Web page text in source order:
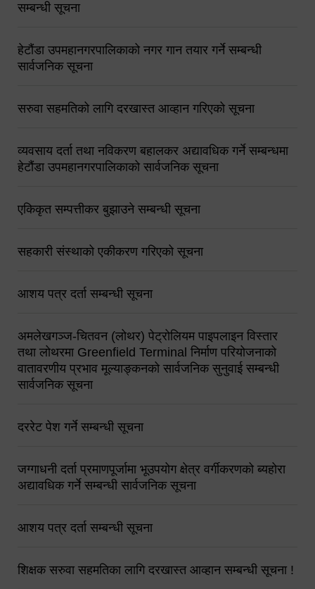
सम्बन्धी सूचना
हेटौंडा उपमहानगरपालिकाको नगर गान तयार गर्ने सम्बन्धी
सार्वजनिक सूचना
सरुवा सहमतिको लागि दरखास्त आव्हान गरिएको सूचना
व्यवसाय दर्ता तथा नविकरण बहालकर अद्यावधिक गर्ने सम्बन्धमा
हेटौंडा उपमहानगरपालिकाको सार्वजनिक सूचना
एकिकृत सम्पत्तीकर बुझाउने सम्बन्धी सूचना
सहकारी संस्थाको एकीकरण गरिएको सूचना
आशय पत्र दर्ता सम्बन्धी सूचना
अमलेखगञ्ज-चितवन (लोथर) पेट्रोलियम पाइपलाइन विस्तार
तथा लोथरमा Greenfield Terminal निर्माण परियोजनाको
वातावरणीय प्रभाव मूल्याङ्कनको सार्वजनिक सुनुवाई सम्बन्धी
सार्वजनिक सूचना
दररेट पेश गर्ने सम्बन्धी सूचना
जग्गाधनी दर्ता प्रमाणपूर्जामा भूउपयोग क्षेत्र वर्गीकरणको ब्यहोरा
अद्यावधिक गर्ने सम्बन्धी सार्वजनिक सूचना
आशय पत्र दर्ता सम्बन्धी सूचना
शिक्षक सरुवा सहमतिका लागि दरखास्त आव्हान सम्बन्धी सूचना !